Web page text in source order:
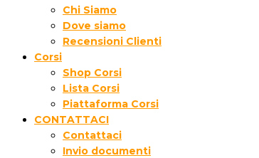
Chi Siamo
Dove siamo
Recensioni Clienti
Corsi
Shop Corsi
Lista Corsi
Piattaforma Corsi
CONTATTACI
Contattaci
Invio documenti